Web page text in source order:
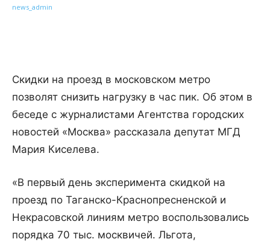
Скидки на проезд в московском метро
позволят снизить нагрузку в час пик. Об этом в
беседе с журналистами Агентства городских
новостей «Москва» рассказала депутат МГД
Мария Киселева.
«В первый день эксперимента скидкой на
проезд по Таганско-Краснопресненской и
Некрасовской линиям метро воспользовались
порядка 70 тыс. москвичей. Льгота,